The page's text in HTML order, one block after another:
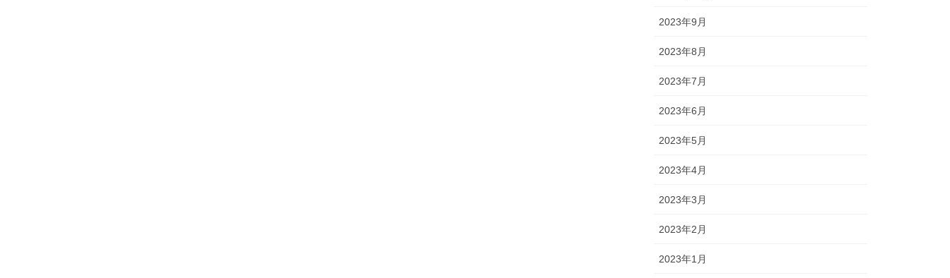
2023年9月
2023年8月
2023年7月
2023年6月
2023年5月
2023年4月
2023年3月
2023年2月
2023年1月